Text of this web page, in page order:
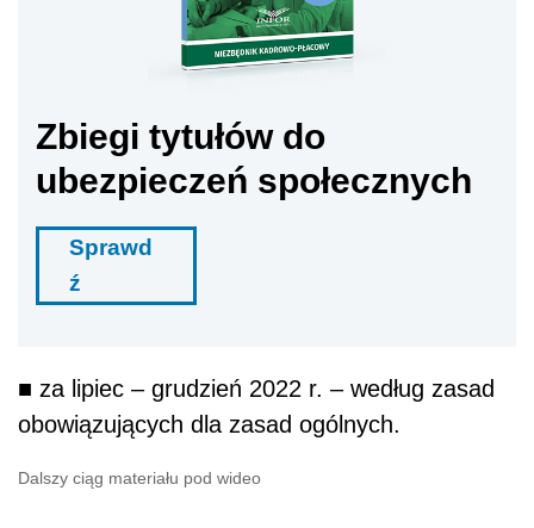
Zbiegi tytułów do
ubezpieczeń społecznych
Sprawd
ź
■ za lipiec – grudzień 2022 r. – według zasad
obowiązujących dla zasad ogólnych.
Dalszy ciąg materiału pod wideo